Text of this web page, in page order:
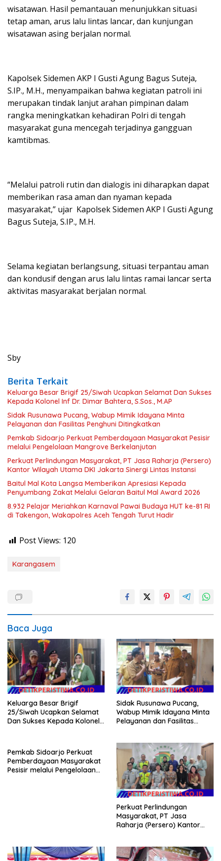
wisatawan. Hasil pemantauan menunjukkan situasi
tetap aman, arus lalu lintas lancar, dan kunjungan
wisatawan asing berjalan normal.
Kapolsek Sidemen AKP I Gusti Agung Bagus Suteja,
S.IP., M.H., menyampaikan bahwa kegiatan patroli ini
merupakan tindak lanjut arahan pimpinan dalam
rangka meningkatkan kehadiran Polri di tengah
masyarakat guna mencegah terjadinya gangguan
kamtibmas.
“Melalui patroli rutin dan dialogis ini diharapkan dapat
memberikan rasa aman dan nyaman kepada
masyarakat,” ujar Kapolsek Sidemen AKP I Gusti Agung
Bagus Suteja, S.IP., M.H.
Selama kegiatan berlangsung, situasi terpantau aman
dan kondusif dengan arus lalu lintas ramai lancar serta
aktivitas masyarakat berjalan normal.
Sby
Berita Terkait
Keluarga Besar Brigif 25/Siwah Ucapkan Selamat Dan Sukses
Kepada Kolonel Inf Dr. Dimar Bahtera, S.Sos., M.AP
Sidak Rusunawa Pucang, Wabup Mimik Idayana Minta
Pelayanan dan Fasilitas Penghuni Ditingkatkan
Pemkab Sidoarjo Perkuat Pemberdayaan Masyarakat Pesisir
melalui Pengelolaan Mangrove Berkelanjutan
Perkuat Perlindungan Masyarakat, PT Jasa Raharja (Persero)
Kantor Wilayah Utama DKI Jakarta Sinergi Lintas Instansi
Baitul Mal Kota Langsa Memberikan Apresiasi Kepada
Penyumbang Zakat Melalui Gelaran Baitul Mal Award 2026
8.932 Pelajar Meriahkan Karnaval Pawai Budaya HUT ke-81 RI
di Takengon, Wakapolres Aceh Tengah Turut Hadir
Post Views: 120
Karangasem
Baca Juga
Keluarga Besar Brigif
25/Siwah Ucapkan Selamat
Dan Sukses Kepada Kolonel
Sidak Rusunawa Pucang,
Wabup Mimik Idayana Minta
Pelayanan dan Fasilitas
Pemkab Sidoarjo Perkuat
Pemberdayaan Masyarakat
Pesisir melalui Pengelolaan
Perkuat Perlindungan
Masyarakat, PT Jasa
Raharja (Persero) Kantor